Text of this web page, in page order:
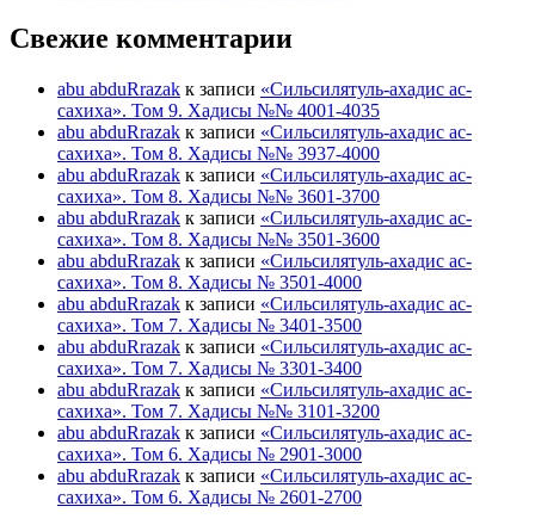
Свежие комментарии
abu abduRrazak к записи «Сильсилятуль-ахадис ас-
сахиха». Том 9. Хадисы №№ 4001-4035
abu abduRrazak к записи «Сильсилятуль-ахадис ас-
сахиха». Том 8. Хадисы №№ 3937-4000
abu abduRrazak к записи «Сильсилятуль-ахадис ас-
сахиха». Том 8. Хадисы №№ 3601-3700
abu abduRrazak к записи «Сильсилятуль-ахадис ас-
сахиха». Том 8. Хадисы №№ 3501-3600
abu abduRrazak к записи «Сильсилятуль-ахадис ас-
сахиха». Том 8. Хадисы № 3501-4000
abu abduRrazak к записи «Сильсилятуль-ахадис ас-
сахиха». Том 7. Хадисы № 3401-3500
abu abduRrazak к записи «Сильсилятуль-ахадис ас-
сахиха». Том 7. Хадисы № 3301-3400
abu abduRrazak к записи «Сильсилятуль-ахадис ас-
сахиха». Том 7. Хадисы №№ 3101-3200
abu abduRrazak к записи «Сильсилятуль-ахадис ас-
сахиха». Том 6. Хадисы № 2901-3000
abu abduRrazak к записи «Сильсилятуль-ахадис ас-
сахиха». Том 6. Хадисы № 2601-2700